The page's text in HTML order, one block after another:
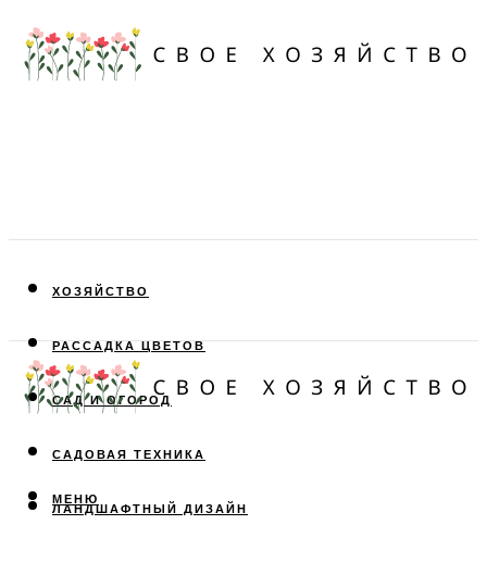
ХОЗЯЙСТВО
РАССАДКА ЦВЕТОВ
САД И ОГОРОД
САДОВАЯ ТЕХНИКА
ЛАНДШАФТНЫЙ ДИЗАЙН
МЕНЮ